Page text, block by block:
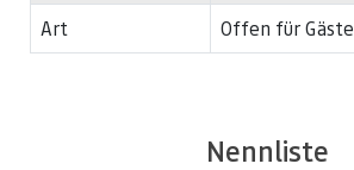
Art
Offen für Gäste
Nennliste